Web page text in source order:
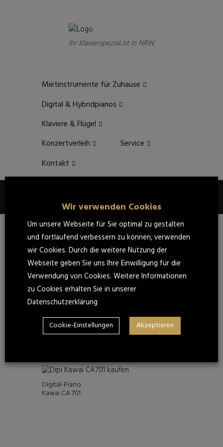
Ihr KlavierspeziaList in NRW
Mietinstrumente für Zuhause
Digital & Hybridpianos
Klaviere & Flügel
Konzertverleih
Service
Kontakt
Alle 2 Ergebnisse werden
angezeigt Nach
Preis
sortiert:
Digital-Piano
Kawai CN 301
Digital-Piano
Kawai CA 701
Wir verwenden Cookies
Um unsere Webseite für Sie optimal zu gestalten
und fortlaufend verbessern zu können, verwenden
wir Cookies. Durch die weitere Nutzung der
Webseite geben Sie uns Ihre Einwilligung für die
Verwendung von Cookies. Weitere Informationen
zu Cookies erhalten Sie in unserer
Datenschutzerklärung
Cookie-Einstellungen
Akzeptieren